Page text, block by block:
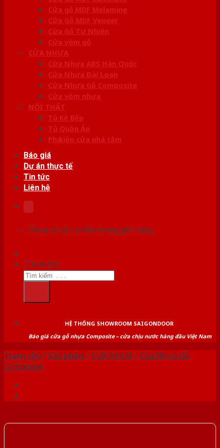
Cửa gỗ MDF Melamine
Cửa Gỗ MDF Veneer
Cửa Gỗ Tự Nhiên
Cửa vòm gỗ
CỬA NHỰA
Cửa Nhựa ABS Hàn Quốc
Cửa Nhựa Đài Loan
Cửa Nhựa Gỗ Composite
Cửa vòm nhựa
NỘI THẤT
Tủ Kệ Bếp
Tủ Quần Áo
Phụ kiện cửa nhà tắm
Báo giá
Dự án thực tế
Tin tức
Liên hệ
Chưa có sản phẩm trong giỏ hàng.
Tìm kiếm:
HỆ THỐNG SHOWROOM SAIGONDOOR
Báo giá cửa gỗ nhựa Composite – cửa chịu nước hàng đầu Việt Nam
Trang chủ /Sản phẩm /CỬA NHỰA/Cửa Nhựa Gỗ
Composite